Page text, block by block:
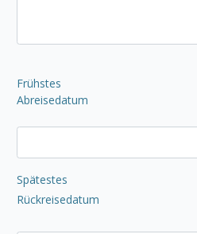
Frühstes
Abreisedatum
Spätestes
Rückreisedatum